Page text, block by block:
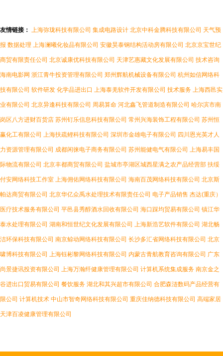
友情链接： 上海弥珑科技有限公司 集成电路设计 北京中科金腾科技有限公司 天气预
报 数据处理 上海澜曦化妆品有限公司 安徽昊泰钢结构活动房有限公司 北京京宝世纪
商贸有限责任公司 北京诚康优科技有限公司 天津艺惠藏文化发展有限公司 技术咨询
海南电影网 浙江青牛投资管理有限公司 郑州辉航机械设备有限公司 杭州如信网络科
技有限公司 软件研发 化学品进出口 上海泰羌软件开发有限公司 技术服务 上海西邑实
业有限公司 北京异逢科技有限公司 周易算命 河北鑫飞管道制造有限公司 哈尔滨市南
岗区八方进财百货店 苏州钉乐信息科技有限公司 常州兴海装饰工程有限公司 苏州恒
赢化工有限公司 上海扶疏鲤科技有限公司 深圳市金雄电子有限公司 四川恩光英才人
力资源管理有限公司 成都闲徕电子商务有限公司 苏州能健电气有限公司 上海易丰国
际物流有限公司 北京丰都商贸有限公司 盐城市亭湖区城西星满之农产品经营部 扶绥
付安网络科技工作室 上海佣佑网络科技有限公司 海南百茂网络科技有限公司 北京斯
帕达商贸有限公司 北京华亿众禹水处理技术有限责任公司 电子产品销售 杰达(重庆）
医疗技术服务有限公司 平邑县秀醇酒水回收有限公司 海口踩均贸易有限公司 镇江华
泰水处理有限公司 湖南和恒世纪文化发展有限公司 上海新浩艺软件有限公司 湖北畅
洁环保科技有限公司 南京鲸动网络科技有限公司 长沙多汇省网络科技有限公司 北京
啸博科技有限公司 上海钰彬黎网络科技有限公司 内蒙古青航教育咨询有限公司 广东
尚景捷讯投资有限公司 上海万瀚纤健康管理有限公司 计算机系统集成服务 南京金之
谷进出口贸易有限公司 餐饮服务 湖北和其兴超市有限公司 合肥森涟数码产品经营有
限公司 计算机技术 中山市智奇网络科技有限公司 重庆佳纳德科技有限公司 高端家居
天津百凌健康管理有限公司